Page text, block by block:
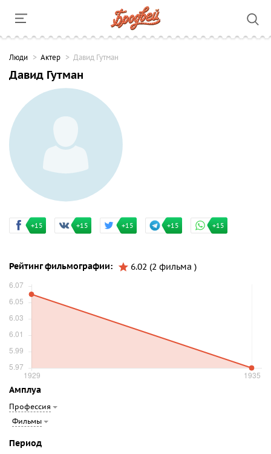
Люди Актер Давид Гутман
Давид Гутман
+15 +15 +15 +15 +15
Рейтинг фильмографии: 6.02 (2 фильма )
Амплуа
Профессия
Фильмы
Период